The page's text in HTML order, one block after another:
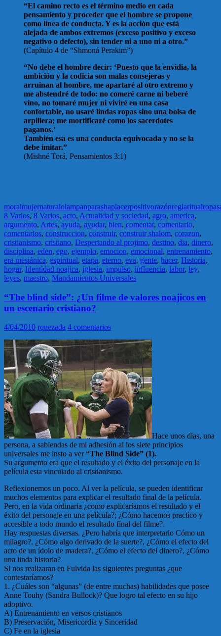
“El camino recto es el término medio en cada
pensamiento y proceder que el hombre se propone
como línea de conducta. Y es la acción que está
alejada de ambos extremos (exceso positivo y exceso
negativo o defecto), sin tender ni a uno ni a otro.”
(Capítulo 4 de “Shmoná Perakim”)
“No debe el hombre decir: ‘Puesto que la envidia, la
ambición y la codicia son malas consejeras y
arruinan al hombre, me apartaré al otro extremo y
me abstendré de todo: no comeré carne ni beberé
vino, no tomaré mujer ni viviré en una casa
confortable, no usaré lindas ropas sino una bolsa de
arpillera; me mortificaré como los sacerdotes
paganos.’
También esa es una conducta equivocada y no se la
debe imitar.”
(Mishné Torá, Pensamientos 3:1)
moralmujernaturalolampanparashaplacerpositivorazónreglaritualropa
8 Varios, 8 Varios, acto, Actualidad y sociedad, agro, america,
argumento, Artes, ayuda, ayudar, bien, comentar, comentario,
comentarios, construccion, construir, construir shalom, corazon,
cristianismo, cristiano, Despertando al projimo, destino, dia, dinero,
disciplina, eden, ego, ejemplo, emocion, emocional, entrenamiento,
era mesiánica, espiritual, etapa, eterno, eva, gente, hacer, Historia,
hogar, Identidad noajica, iglesia, impulso, influencia, labor, ley,
leyes, maestro, Mandamientos Universales
“The blind side”: ¿Un filme de valores noajicos en
un escenario cristiano?
4/04/2010 rquezada 4 comentarios
Hace unos días, una
persona, a sabiendas de mi adhesión al los siete principios
universales me insto a ver“The Blind Side” (1).
Su argumento era que el resultado y el éxito del personaje en la
película esta vinculado al cristianismo.
Reflexionemos un poco. Al ver la película, se pueden identificar
muchos elementos para explicar el resultado final de la película.
Pero, en la vida ordinaria ¿como explicaríamos el resultado y el
éxito del personaje en una película?; ¿Cómo hacemos practico y
accesible a todo mundo el resultado final del filme?.
Hay respuestas diversas. ¿Pero habría que interpretarlo Cómo un
milagro?, ¿Cómo algo derivado de la suerte?, ¿Cómo el efecto del
acto de un ídolo de madera?, ¿Cómo el efecto del dinero?, ¿Cómo
una linda historia?
Si nos realizaran en Fulvida las siguientes preguntas ¿que
contestaríamos?
1. ¿Cuáles son “algunas” (de entre muchas) habilidades que posee
Anne Touhy (Sandra Bullock)? Que logro tal efecto en su hijo
adoptivo.
A) Entrenamiento en versos cristianos
B) Preservación, Misericordia y Sinceridad
C) Fe en la iglesia